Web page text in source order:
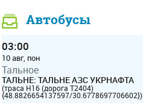
Автобусы
03:00
10 авг, пон
Тальное
ТАЛЬНЕ: ТАЛЬНЕ АЗС УКРНАФТА
(траса Н16 (дорога Т2404)
{48.8826654137597/30.6778697706602})